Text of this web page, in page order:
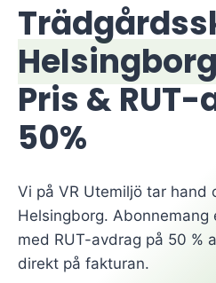
Helsingborg
Pris &
50%
Vi på VR Utemiljö tar hand
Helsingborg. Abonnemang
med RUT-avdrag på 50 %
direkt på fakturan.